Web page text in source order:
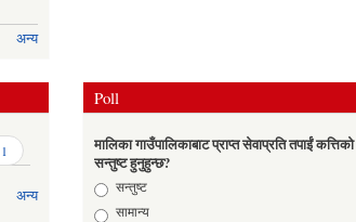
अन्य
1
अन्य
Poll
मालिका गाउँपालिकाबाट प्राप्त सेवाप्रति तपाईं कत्तिको
सन्तुष्ट हुनुहुन्छ?
Choices
सन्तुष्ट
सामान्य